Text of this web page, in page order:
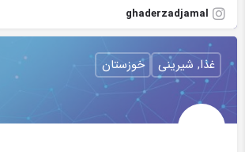
ghaderzadjamal
غذا, شیرینی خوزستان